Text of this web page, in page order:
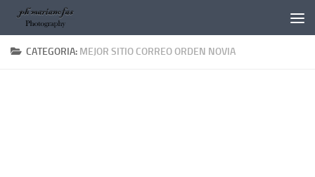
Salta al contenuto
CATEGORIA: MEJOR SITIO CORREO ORDEN NOVIA